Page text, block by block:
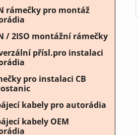
rámečky pro montáž
/ 2ISO montážní rámečky
přísl.pro instalaci
pro instalaci CB
kabely pro autorádia
kabely OEM